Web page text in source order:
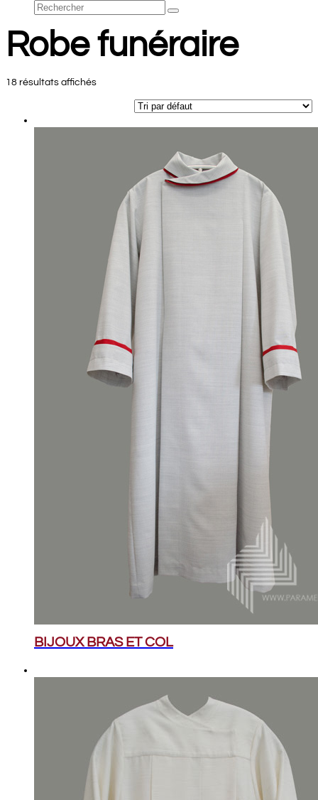
Rechercher
Envoyer
Robe funéraire
18 résultats affichés
BIJOUX BRAS ET COL